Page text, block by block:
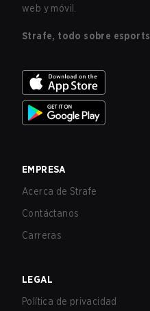
web y móvil.
Strafe, todo sobre esports
EMPRESA
Acerca de Strafe
Contáctanos
Carreras
LEGAL
Política de privacidad